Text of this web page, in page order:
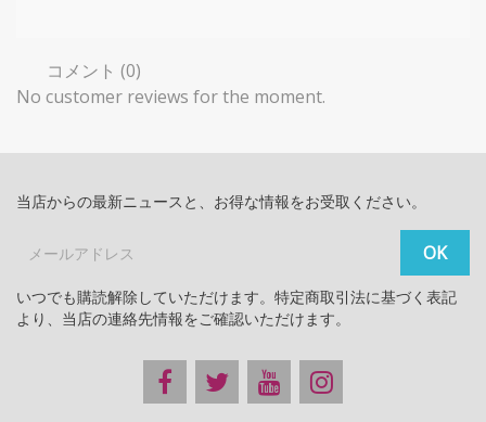
コメント (0)
No customer reviews for the moment.
当店からの最新ニュースと、お得な情報をお受取ください。
いつでも購読解除していただけます。特定商取引法に基づく表記
より、当店の連絡先情報をご確認いただけます。